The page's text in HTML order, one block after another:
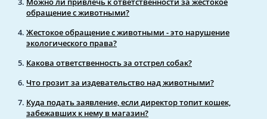
обращение с животными?
Жестокое обращение с животными - это нарушение
экологического права?
Какова ответственность за отстрел собак?
Что грозит за издевательство над животными?
Куда подать заявление, если директор топит кошек,
забежавших к нему в магазин?